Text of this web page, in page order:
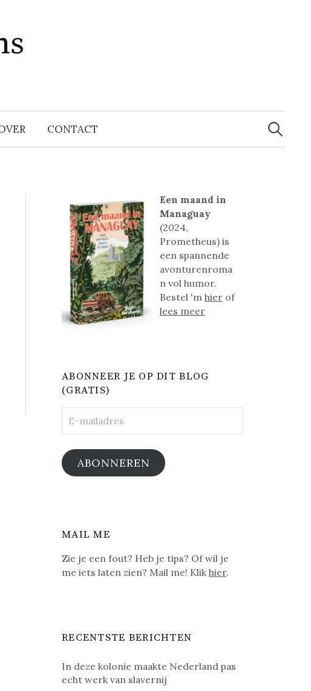
CONTACT
Zoeken
naar:
Een maand in
Managuay
(2024,
Prometheus) is
een spannende
avonturenroma
n vol humor.
Bestel 'mhier of
lees meer
ABONNEER JE OP DIT BLOG
(GRATIS)
mailadres
ABONNEREN
MAIL ME
Zie je een fout? Heb je tips? Of wil je
me iets laten zien? Mail me! Klikhier.
RECENTSTE BERICHTEN
In deze kolonie maakte Nederland pas
echt werk van slavernij